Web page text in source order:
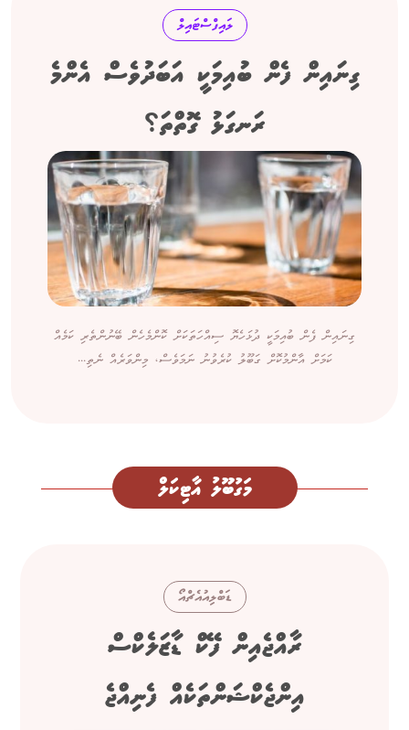
ލައިފްސްޓައިލް
ގިނައިން ފެން ބުއިމަކީ އަބަދުވެސް އެންމެ
ރަނގަޅު ގޮތްތަ؟
ގިނައިން ފެން ބުއިމަކީ ދުޅަހެޔޮ ސިއްހަތަކަށް ކޮންމެހެން ބޭނުންތެރި ކަމެއް
ކަމަށް އާންމުކޮށް ގަބޫލު ކުރެވުނު ނަމަވެސް، މިންވަރެއް ނެތި...
މަގުބޫލު އާޓިކަލް
ޑަބްލިއުއެޗްއޯ
ރާއްޖެއިން ފޭކް ޑާޒަލެކްސް
އިންޖެކްޝަންތަކެއް ފެނިއްޖެ